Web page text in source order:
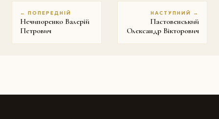
← ПОПЕРЕДНІЙ
Нечипоренко Валерій
Петрович
НАСТУПНИЙ →
Пастовенський
Олександр Вікторович